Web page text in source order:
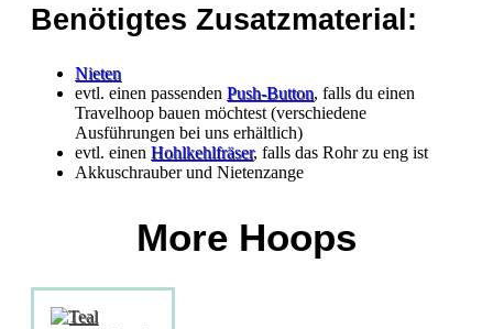
Benötigtes Zusatzmaterial:
Nieten
evtl. einen passenden Push-Button, falls du einen
Travelhoop bauen möchtest (verschiedene
Ausführungen bei uns erhältlich)
evtl. einen Hohlkehlfräser, falls das Rohr zu eng ist
Akkuschrauber und Nietenzange
More Hoops